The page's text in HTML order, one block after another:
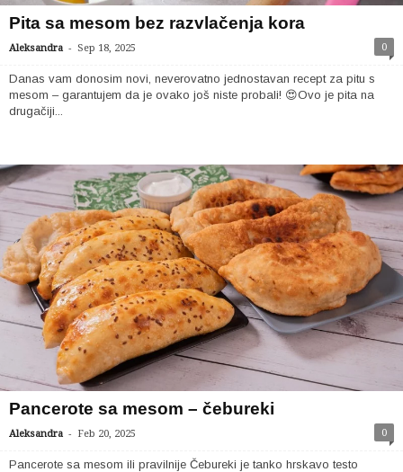
Pita sa mesom bez razvlačenja kora
Aleksandra - Sep 18, 2025 0
Danas vam donosim novi, neverovatno jednostavan recept za pitu s
mesom – garantujem da je ovako još niste probali! 😍Ovo je pita na
drugačiji...
Pancerote sa mesom – čebureki
Aleksandra - Feb 20, 2025 0
Pancerote sa mesom ili pravilnije Čebureki je tanko hrskavo testo